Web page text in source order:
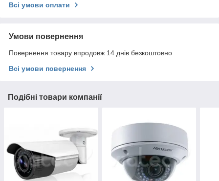
Всі умови оплати
Умови повернення
Повернення товару впродовж 14 днів безкоштовно
Всі умови повернення
Подібні товари компанії